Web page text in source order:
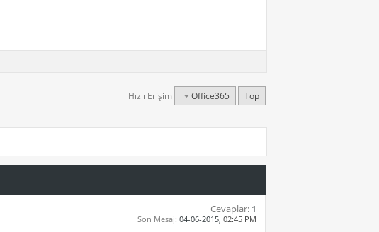
Hızlı Erişim Office365 Top
Cevaplar: 1
Son Mesaj: 04-06-2015, 02:45 PM